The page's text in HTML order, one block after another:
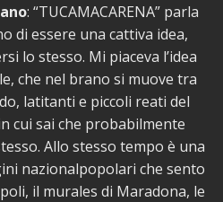
: “TUCAMACARENA” parla
di essere una cattiva idea,
lo stesso. Mi piaceva l’idea
che nel brano si muove tra
latitanti e piccoli reati del
cui sai che probabilmente
Allo stesso tempo è una
nazionalpopolari che sento
il murales di Maradona, le